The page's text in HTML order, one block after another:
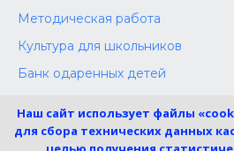
Методическая работа
Культура для школьников
Банк одаренных детей
Независимая оценка
Наш сайт использует файлы
для сбора технических данных